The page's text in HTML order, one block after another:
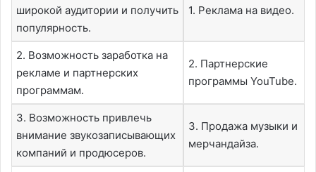
широкой аудитории и получить
популярность.
1. Реклама на видео.
2. Возможность заработка на
рекламе и партнерских
программам.
2. Партнерские
программы YouTube.
3. Возможность привлечь
внимание звукозаписывающих
компаний и продюсеров.
3. Продажа музыки и
мерчандайза.